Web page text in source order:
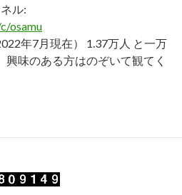
ル:
osamu
年7月現在） 1.37万人 と一万
興味のある方はのぞいて観てく